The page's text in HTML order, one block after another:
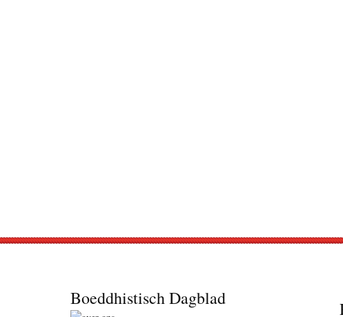
Boeddhistisch Dagblad